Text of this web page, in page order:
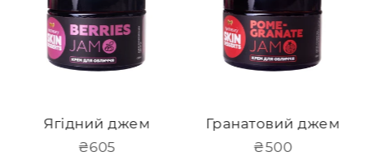
Ягідний джем
Звичайна
₴605
Гранатовий джем
Звичайна
₴500